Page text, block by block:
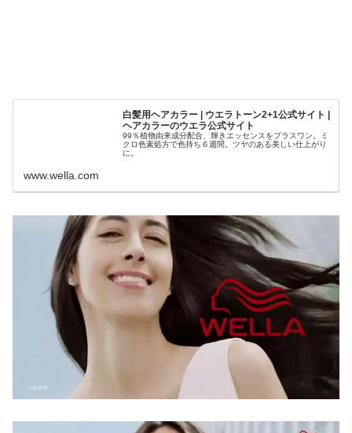
白髪用ヘアカラー | ウエラトーン2+1公式サイト |
ヘアカラーのウエラ公式サイト
99％植物由来成分配合、輝きエッセンスをプラスワン。ミ
クロ色素処方で色持ち６週間。ツヤのある美しい仕上がり
に。
www.wella.com